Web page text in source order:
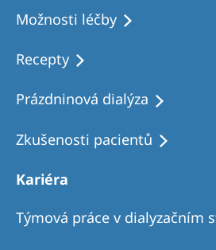
Možnosti léčby
Recepty
Prázdninová dialýza
Zkušenosti pacientů
Kariéra
Týmová práce v dialyzačním